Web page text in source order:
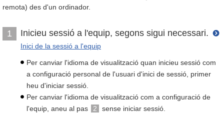
remota) des d'un ordinador.
1 Inicieu sessió a l'equip, segons sigui necessari.
Inici de la sessió a l'equip
Per canviar l'idioma de visualització quan inicieu sessió com
a configuració personal de l'usuari d'inici de sessió, primer
heu d'iniciar sessió.
Per canviar l'idioma de visualització com a configuració de
l'equip, aneu al pas
2 sense iniciar sessió.